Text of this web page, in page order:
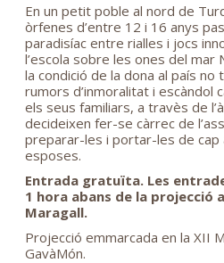
En un petit poble al nord de
òrfenes d’entre 12 i 16 anys
paradisíac entre rialles i jocs
l’escola sobre les ones del mar
la condició de la dona al país
rumors d’inmoralitat i escàndol
els seus familiars, a travès de
decideixen fer-se càrrec de
preparar-les i portar-les de
esposes.
Entrada gratuïta. Les
1 hora abans de la projecció
Maragall.
Projecció emmarcada en la XII
GavàMón.